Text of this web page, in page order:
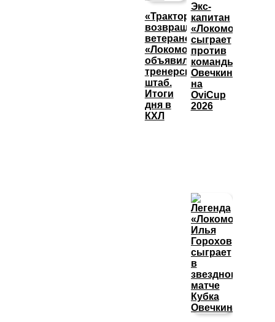
«Трактор»
возвращает
ветеранов,
«Локомотив»
объявил
тренерский
штаб.
Итоги
дня в
КХЛ
Экс-
капитан
«Локомотива»
сыграет
против
команды
Овечкина
на
OviCup
2026